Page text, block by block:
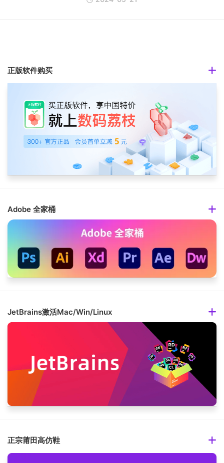
正版软件购买
Adobe 全家桶
JetBrains激活Mac/Win/Linux
正宗莆田高仿鞋